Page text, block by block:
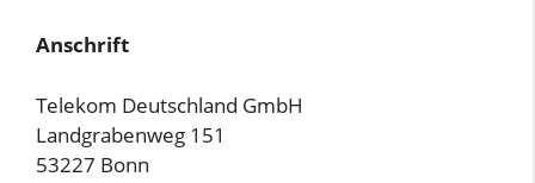
Anschrift
Telekom Deutschland GmbH
Landgrabenweg 151
53227 Bonn